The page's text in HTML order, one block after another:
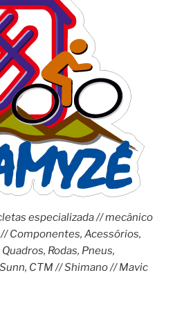
especializada // mecânico
Componentes, Acessórios,
Rodas, Pneus,
CTM // Shimano // Mavic